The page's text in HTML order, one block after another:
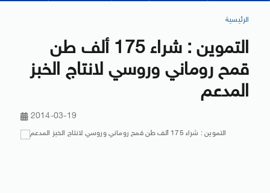
الرئيسية
التموين : شراء 175 ألف طن
قمح روماني وروسي لانتاج الخبز
المدعم
2014-03-19